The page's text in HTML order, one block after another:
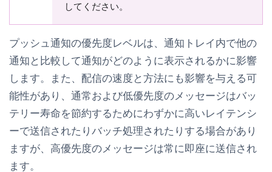
してください。
プッシュ通知の優先度レベルは、通知トレイ内で他の
通知と比較して通知がどのように表示されるかに影響
します。また、配信の速度と方法にも影響を与える可
能性があり、通常および低優先度のメッセージはバッ
テリー寿命を節約するためにわずかに高いレイテンシ
ーで送信されたりバッチ処理されたりする場合があり
ますが、高優先度のメッセージは常に即座に送信され
ます。